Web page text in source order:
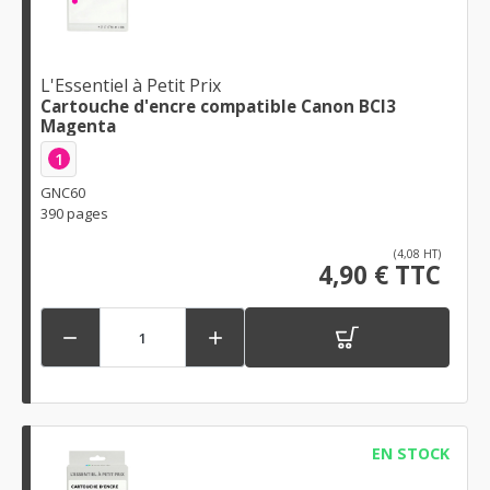
L'Essentiel à Petit Prix
Cartouche d'encre compatible Canon BCI3
Magenta
1
GNC60
390 pages
(4,08 HT)
4,90 € TTC
 
EN STOCK